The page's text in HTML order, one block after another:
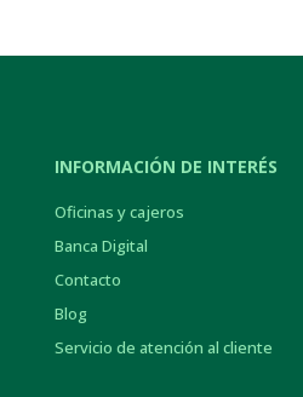
INFORMACIÓN DE INTERÉS
Oficinas y cajeros
Banca Digital
Contacto
Blog
Servicio de atención al cliente